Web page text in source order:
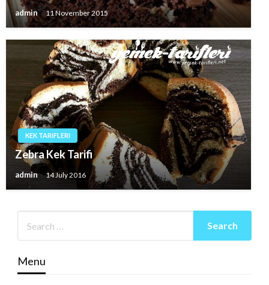
admin 11 November 2015
KEK TARIFLERI
Zebra Kek Tarifi
admin 14 July 2016
Menu